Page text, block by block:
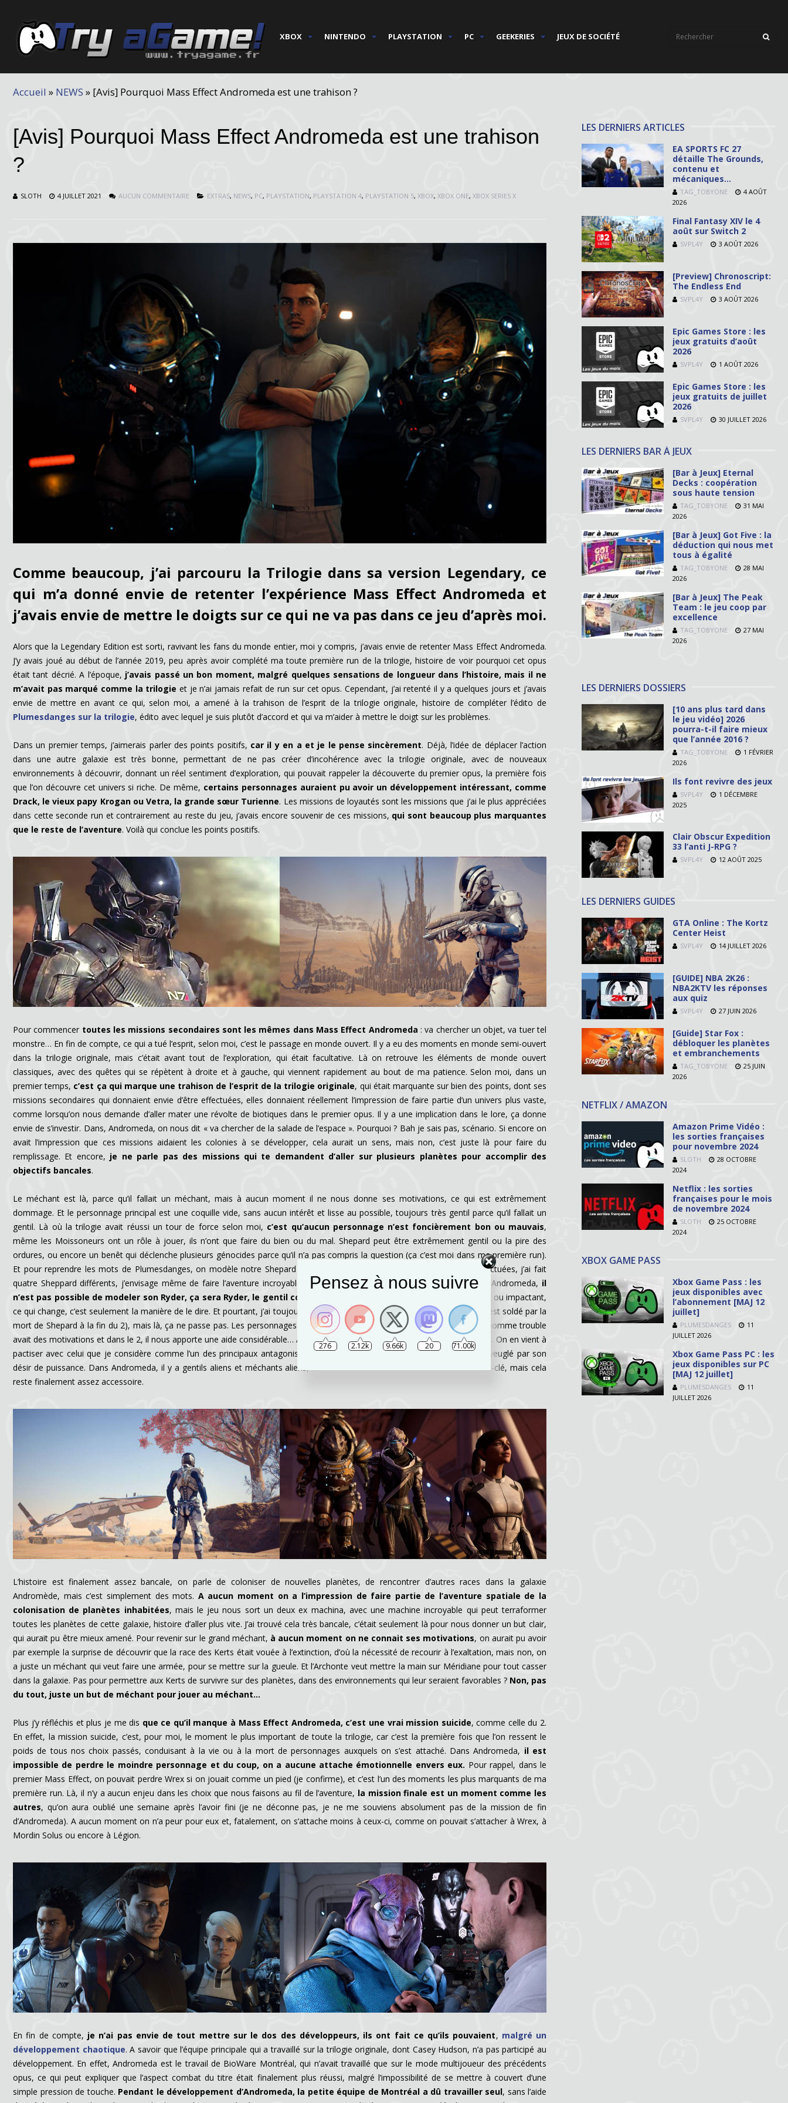
XBOX NINTENDO PLAYSTATION PC GEEKERIES JEUX DE SOCIÉTÉ
Accueil » NEWS » [Avis] Pourquoi Mass Effect Andromeda est une trahison ?
[Avis] Pourquoi Mass Effect Andromeda est une trahison
?
SLOTH 4 JUILLET 2021 AUCUN COMMENTAIRE EXTRAS, NEWS, PC, PLAYSTATION, PLAYSTATION 4, PLAYSTATION 5, XBOX, XBOX ONE, XBOX SERIES X
Comme beaucoup, j’ai parcouru la Trilogie dans sa version Legendary, ce
qui m’a donné envie de retenter l’expérience Mass Effect Andromeda et
j’avais envie de mettre le doigts sur ce qui ne va pas dans ce jeu d’après moi.
Alors que la Legendary Edition est sorti, ravivant les fans du monde entier, moi y compris, j’avais envie de retenter Mass Effect Andromeda.
J’y avais joué au début de l’année 2019, peu après avoir complété ma toute première run de la trilogie, histoire de voir pourquoi cet opus
était tant décrié. A l’époque, j’avais passé un bon moment, malgré quelques sensations de longueur dans l’histoire, mais il ne
m’avait pas marqué comme la trilogie et je n’ai jamais refait de run sur cet opus. Cependant, j’ai retenté il y a quelques jours et j’avais
envie de mettre en avant ce qui, selon moi, a amené à la trahison de l’esprit de la trilogie originale, histoire de compléter l’édito de
Plumesdanges sur la trilogie, édito avec lequel je suis plutôt d’accord et qui va m’aider à mettre le doigt sur les problèmes.
Dans un premier temps, j’aimerais parler des points positifs, car il y en a et je le pense sincèrement. Déjà, l’idée de déplacer l’action
dans une autre galaxie est très bonne, permettant de ne pas créer d’incohérence avec la trilogie originale, avec de nouveaux
environnements à découvrir, donnant un réel sentiment d’exploration, qui pouvait rappeler la découverte du premier opus, la première fois
que l’on découvre cet univers si riche. De même, certains personnages auraient pu avoir un développement intéressant, comme
Drack, le vieux papy Krogan ou Vetra, la grande sœur Turienne. Les missions de loyautés sont les missions que j’ai le plus appréciées
dans cette seconde run et contrairement au reste du jeu, j’avais encore souvenir de ces missions, qui sont beaucoup plus marquantes
que le reste de l’aventure. Voilà qui conclue les points positifs.
Pour commencer toutes les missions secondaires sont les mêmes dans Mass Effect Andromeda : va chercher un objet, va tuer tel
monstre… En fin de compte, ce qui a tué l’esprit, selon moi, c’est le passage en monde ouvert. Il y a eu des moments en monde semi-ouvert
dans la trilogie originale, mais c’était avant tout de l’exploration, qui était facultative. Là on retrouve les éléments de monde ouvert
classiques, avec des quêtes qui se répètent à droite et à gauche, qui viennent rapidement au bout de ma patience. Selon moi, dans un
premier temps, c’est ça qui marque une trahison de l’esprit de la trilogie originale, qui était marquante sur bien des points, dont ses
missions secondaires qui donnaient envie d’être effectuées, elles donnaient réellement l’impression de faire partie d’un univers plus vaste,
comme lorsqu’on nous demande d’aller mater une révolte de biotiques dans le premier opus. Il y a une implication dans le lore, ça donne
envie de s’investir. Dans, Andromeda, on nous dit « va chercher de la salade de l’espace ». Pourquoi ? Bah je sais pas, scénario. Si encore on
avait l’impression que ces missions aidaient les colonies à se développer, cela aurait un sens, mais non, c’est juste là pour faire du
remplissage. Et encore, je ne parle pas des missions qui te demandent d’aller sur plusieurs planètes pour accomplir des
objectifs bancales.
Le méchant est là, parce qu’il fallait un méchant, mais à aucun moment il ne nous donne ses motivations, ce qui est extrêmement
dommage. Et le personnage principal est une coquille vide, sans aucun intérêt et lisse au possible, toujours très gentil parce qu’il fallait un
gentil. Là où la trilogie avait réussi un tour de force selon moi, c’est qu’aucun personnage n’est foncièrement bon ou mauvais,
même les Moissoneurs ont un rôle à jouer, ils n’ont que faire du bien ou du mal. Shepard peut être extrêmement gentil ou la pire des
ordures, ou encore un benêt qui déclenche plusieurs génocides parce qu’il n’a pas compris la question (ça c’est moi dans ma première run).
Et pour reprendre les mots de Plumesdanges, on modèle notre Shepard selon nos désirs, sur les quatre runs que j’ai effectuées, j’ai fait
quatre Sheppard différents, j’envisage même de faire l’aventure incroyable de Marlène Shepard prochainement. Mais dans Andromeda, il
n’est pas possible de modeler son Ryder, ça sera Ryder, le gentil couillon, et c’est tout
. Aucun choix n’est percutant ou impactant,
ce qui change, c’est seulement la manière de le dire. Et pourtant, j’ai toujours choisi la voie conciliante, sauf une fois (ce qui s’est soldé par la
mort de Shepard à la fin du 2), mais là, ça ne passe pas. Les personnages de Mass Effect ne sont pas manichéens, même l’homme trouble
avait des motivations et dans le 2, il nous apporte une aide considérable… Avant qu’on l’envoie chier pour d’excellentes raisons. On en vient à
pactiser avec celui que je considère comme l’un des principaux antagonistes de la trilogie, qui est certes manipulé, mais aveuglé par son
désir de puissance. Dans Andromeda, il y a gentils aliens et méchants aliens, ces derniers pouvant nous aider à un moment-clé, mais cela
reste finalement assez accessoire.
L’histoire est finalement assez bancale, on parle de coloniser de nouvelles planètes, de rencontrer d’autres races dans la galaxie
Andromède, mais c’est simplement des mots. A aucun moment on a l’impression de faire partie de l’aventure spatiale de la
colonisation de planètes inhabitées, mais le jeu nous sort un deux ex machina, avec une machine incroyable qui peut terraformer
toutes les planètes de cette galaxie, histoire d’aller plus vite. J’ai trouvé cela très bancale, c’était seulement là pour nous donner un but clair,
qui aurait pu être mieux amené. Pour revenir sur le grand méchant, à aucun moment on ne connait ses motivations, on aurait pu avoir
par exemple la surprise de découvrir que la race des Kerts était vouée à l’extinction, d’où la nécessité de recourir à l’exaltation, mais non, on
a juste un méchant qui veut faire une armée, pour se mettre sur la gueule. Et l’Archonte veut mettre la main sur Méridiane pour tout casser
dans la galaxie. Pas pour permettre aux Kerts de survivre sur des planètes, dans des environnements qui leur seraient favorables ? Non, pas
du tout, juste un but de méchant pour jouer au méchant…
Plus j’y réfléchis et plus je me dis que ce qu’il manque à Mass Effect Andromeda, c’est une vrai mission suicide, comme celle du 2.
En effet, la mission suicide, c’est, pour moi, le moment le plus important de toute la trilogie, car c’est la première fois que l’on ressent le
poids de tous nos choix passés, conduisant à la vie ou à la mort de personnages auxquels on s’est attaché. Dans Andromeda, il est
impossible de perdre le moindre personnage et du coup, on a aucune attache émotionnelle envers eux. Pour rappel, dans le
premier Mass Effect, on pouvait perdre Wrex si on jouait comme un pied (je confirme), et c’est l’un des moments les plus marquants de ma
première run. Là, il n’y a aucun enjeu dans les choix que nous faisons au fil de l’aventure, la mission finale est un moment comme les
autres, qu’on aura oublié une semaine après l’avoir fini (je ne déconne pas, je ne me souviens absolument pas de la mission de fin
d’Andromeda). A aucun moment on n’a peur pour eux et, fatalement, on s’attache moins à ceux-ci, comme on pouvait s’attacher à Wrex, à
Mordin Solus ou encore à Légion.
En fin de compte, je n’ai pas envie de tout mettre sur le dos des développeurs, ils ont fait ce qu’ils pouvaient, malgré un
développement chaotique. A savoir que l’équipe principale qui a travaillé sur la trilogie originale, dont Casey Hudson, n’a pas participé au
développement. En effet, Andromeda est le travail de BioWare Montréal, qui n’avait travaillé que sur le mode multijoueur des précédents
opus, ce qui peut expliquer que l’aspect combat du titre était finalement plus réussi, malgré l’impossibilité de se mettre à couvert d’une
simple pression de touche. Pendant le développement d’Andromeda, la petite équipe de Montréal a dû travailler seul, sans l’aide
LES DERNIERS ARTICLES
EA SPORTS FC 27
détaille The Grounds,
contenu et
mécaniques…
TAG_TOBYONE
4 AOÛT
2026
Final Fantasy XIV le 4
août sur Switch 2
SVPL4Y 3 AOÛT 2026
[Preview] Chronoscript:
The Endless End
SVPL4Y 3 AOÛT 2026
Epic Games Store : les
jeux gratuits d’août
2026
SVPL4Y 1 AOÛT 2026
Epic Games Store : les
jeux gratuits de juillet
2026
SVPL4Y 30 JUILLET 2026
LES DERNIERS BAR À JEUX
[Bar à Jeux] Eternal
Decks : coopération
sous haute tension
TAG_TOBYONE
31 MAI
2026
[Bar à Jeux] Got Five : la
déduction qui nous met
tous à égalité
TAG_TOBYONE
28 MAI
2026
[Bar à Jeux] The Peak
Team : le jeu coop par
excellence
TAG_TOBYONE
27 MAI
2026
LES DERNIERS DOSSIERS
[10 ans plus tard dans
le jeu vidéo] 2026
pourra-t-il faire mieux
que l’année 2016 ?
TAG_TOBYONE
1 FÉVRIER
2026
Ils font revivre des jeux
SVPL4Y
1 DÉCEMBRE
2025
Clair Obscur Expedition
33 l’anti J-RPG ?
SVPL4Y 12 AOÛT 2025
LES DERNIERS GUIDES
GTA Online : The Kortz
Center Heist
SVPL4Y 14 JUILLET 2026
[GUIDE] NBA 2K26 :
NBA2KTV les réponses
aux quiz
SVPL4Y 27 JUIN 2026
[Guide] Star Fox :
débloquer les planètes
et embranchements
TAG_TOBYONE
25 JUIN
2026
NETFLIX / AMAZON
Amazon Prime Vidéo :
les sorties françaises
pour novembre 2024
SLOTH
28 OCTOBRE
2024
Netflix : les sorties
françaises pour le mois
de novembre 2024
SLOTH
25 OCTOBRE
2024
XBOX GAME PASS
Xbox Game Pass : les
jeux disponibles avec
l’abonnement [MAJ 12
juillet]
PLUMESDANGES
11
JUILLET 2026
Xbox Game Pass PC : les
jeux disponibles sur PC
[MAJ 12 juillet]
PLUMESDANGES
11
JUILLET 2026
Pensez à nous suivre
276 2.12k 9.66k 20 71.00k